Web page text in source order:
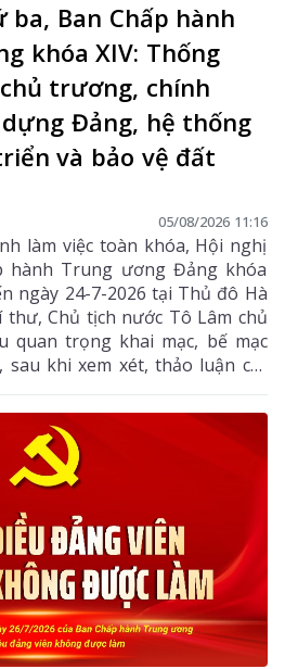
Ban Chấp hành
khóa XIV: Thống
trương, chính
Đảng, hệ thống
và bảo vệ đất
05/08/2026 11:16
làm việc toàn khóa, Hội nghị
hành Trung ương Đảng khóa
ngày 24-7-2026 tại Thủ đô Hà
Chủ tịch nước Tô Lâm chủ
quan trọng khai mạc, bế mạc
khi xem xét, thảo luận các
Chính trị, Ban Chấp hành
nhất cao nhiều chủ trương,
dựng Đảng, hệ thống chính trị,
nước.